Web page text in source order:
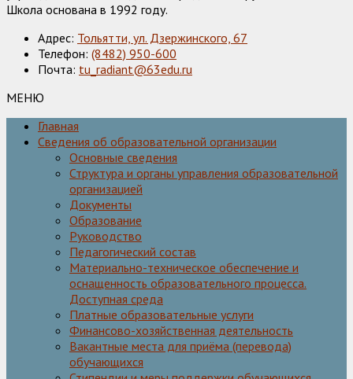
Школа основана в 1992 году.
Адрес: Тольятти, ул. Дзержинского, 67
Телефон: (8482) 950-600
Почта: tu_radiant@63edu.ru
МЕНЮ
Главная
Сведения об образовательной организации
Основные сведения
Структура и органы управления образовательной
организацией
Документы
Образование
Руководство
Педагогический состав
Материально-техническое обеспечение и
оснащенность образовательного процесса.
Доступная среда
Платные образовательные услуги
Финансово-хозяйственная деятельность
Вакантные места для приёма (перевода)
обучающихся